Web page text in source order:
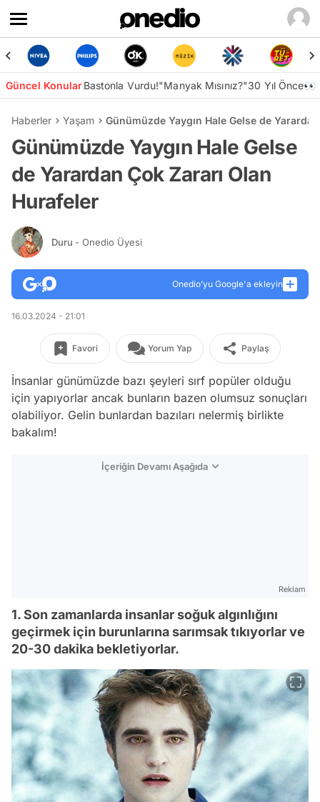
Güncel KonularBastonla Vurdu!"Manyak Mısınız?"30 Yıl Önce👀
Haberler Yaşam Günümüzde Yaygın Hale Gelse de
Günümüzde Yaygın Hale Gelse
de Yarardan Çok Zararı Olan
Hurafeler
Duru - Onedio Üyesi
Onedio’yu Google'a ekleyin
16.03.2024 - 21:01
Favori Yorum Yap Paylaş
İnsanlar günümüzde bazı şeyleri sırf popüler olduğu
için yapıyorlar ancak bunların bazen olumsuz sonuçları
olabiliyor. Gelin bunlardan bazıları nelermiş birlikte
bakalım!
İçeriğin Devamı Aşağıda
Reklam
1. Son zamanlarda insanlar soğuk algınlığını
geçirmek için burunlarına sarımsak tıkıyorlar ve
20-30 dakika bekletiyorlar.